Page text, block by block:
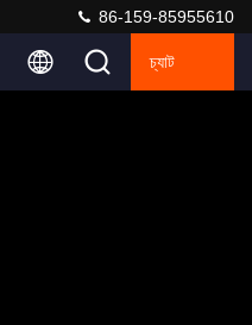
86-159-85955610
চ্যাট